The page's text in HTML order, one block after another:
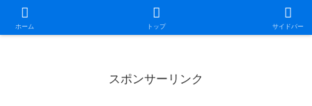
ホーム トップ サイドバー
日本第一！ニュース録
スポンサーリンク